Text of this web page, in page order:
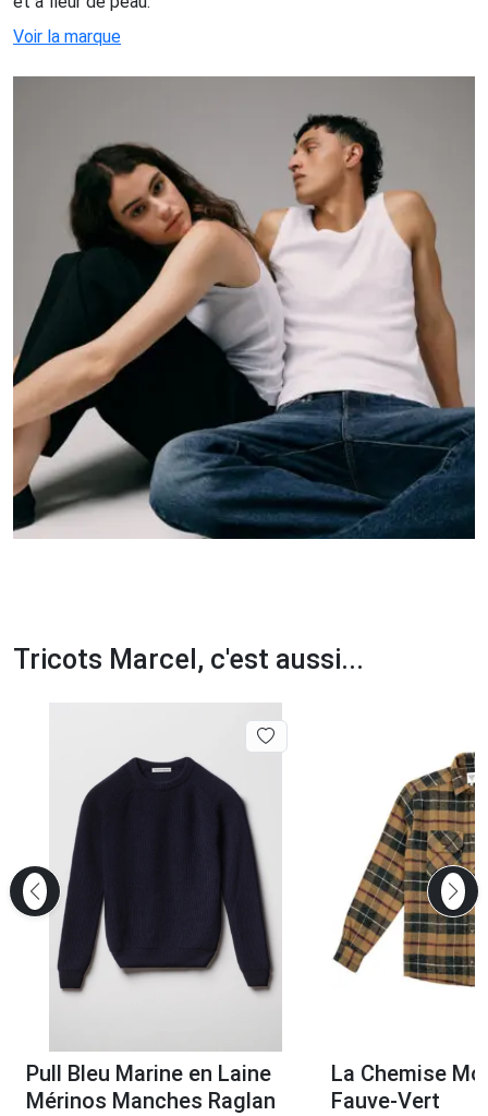
Voir la marque
Tricots Marcel, c'est aussi...
Pull Bleu Marine en Laine
Mérinos Manches Raglan
La Chemise
Fauve-Vert